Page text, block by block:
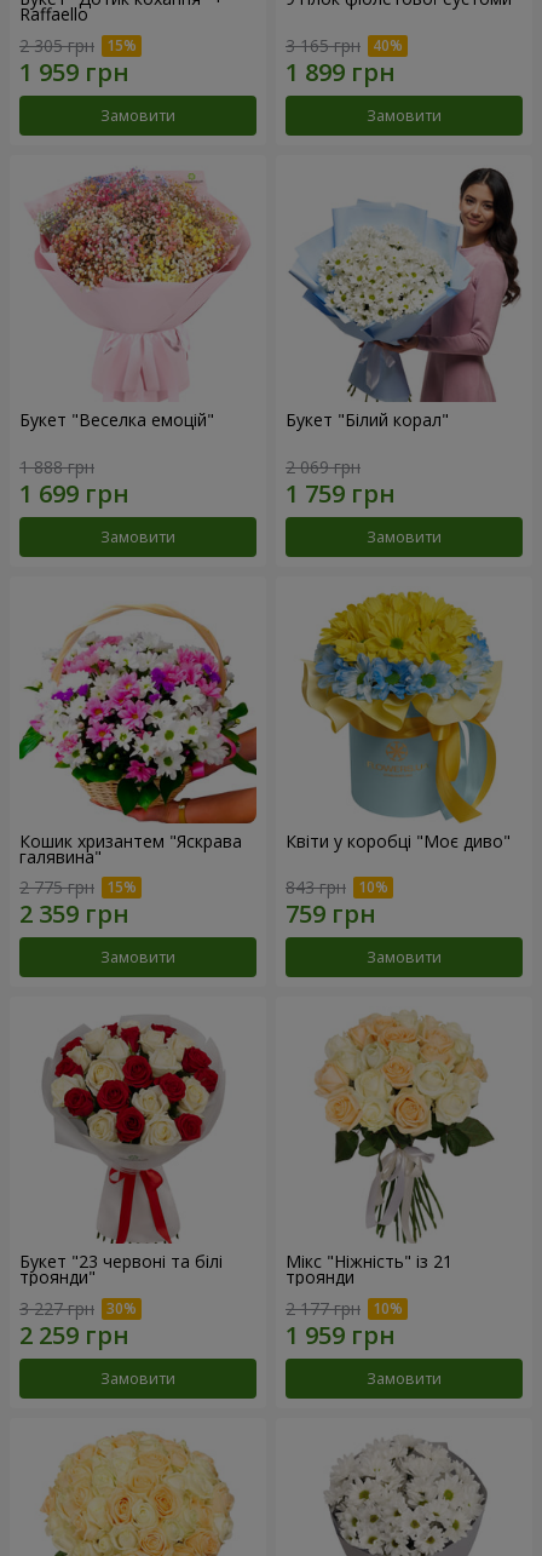
Raffaello
2 305 грн
Замовити
3 165 грн
Замовити
Букет "Веселка емоцій"
1 888 грн
Замовити
Букет "Білий корал"
2 069 грн
Замовити
Кошик хризантем "Яскрава
галявина"
2 775 грн
Замовити
Квіти у коробці "Моє диво"
843 грн
Замовити
Букет "23 червоні та білі
троянди"
3 227 грн
Замовити
Мікс "Ніжність" із 21
троянди
2 177 грн
Замовити